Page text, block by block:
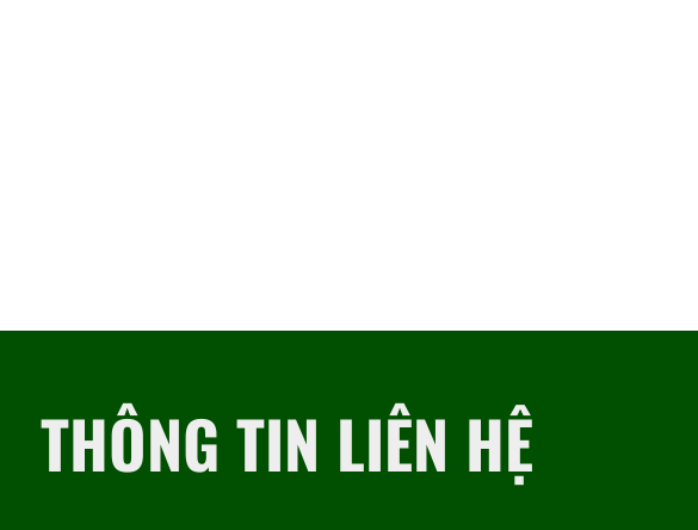
THÔNG TIN LIÊN HỆ